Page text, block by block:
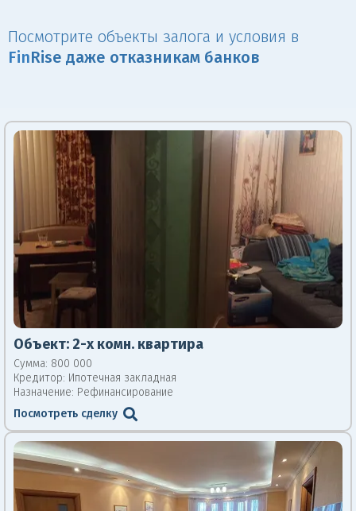
Посмотрите объекты залога и условия в
Fin Rise даже отказникам банков
Объект: 2-х комн. квартира
Сумма: 800 000
Кредитор: Ипотечная закладная
Назначение: Рефинансирование
Посмотреть сделку